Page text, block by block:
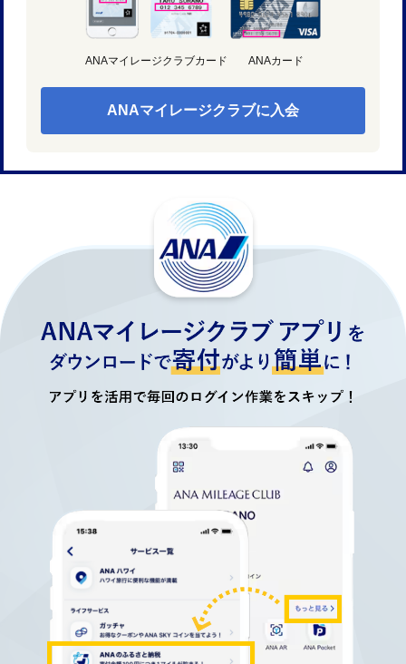
ANAマイレージクラブカード ANAカード
ANAマイレージクラブに入会